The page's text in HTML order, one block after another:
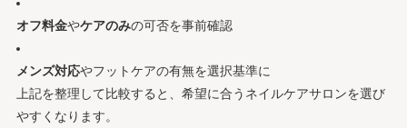
オフ料金やケアのみの可否を事前確認
メンズ対応やフットケアの有無を選択基準に
上記を整理して比較すると、希望に合うネイルケアサロンを選び
やすくなります。